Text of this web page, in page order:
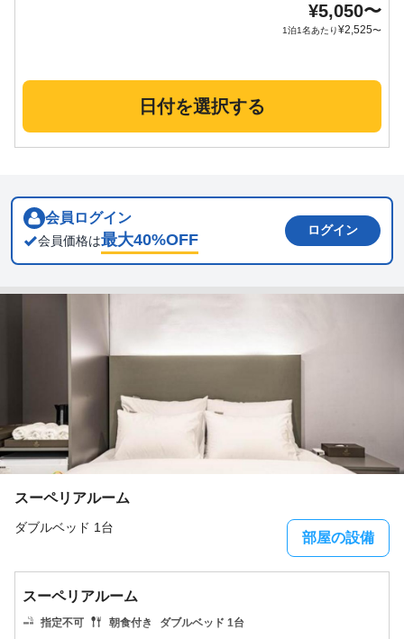
¥5,050〜
1泊1名あたり¥2,525〜
日付を選択する
会員ログイン
会員価格は最大40%OFF
ログイン
スーペリアルーム
ダブルベッド 1台
部屋の設備
スーペリアルーム
指定不可 朝食付き ダブルベッド 1台